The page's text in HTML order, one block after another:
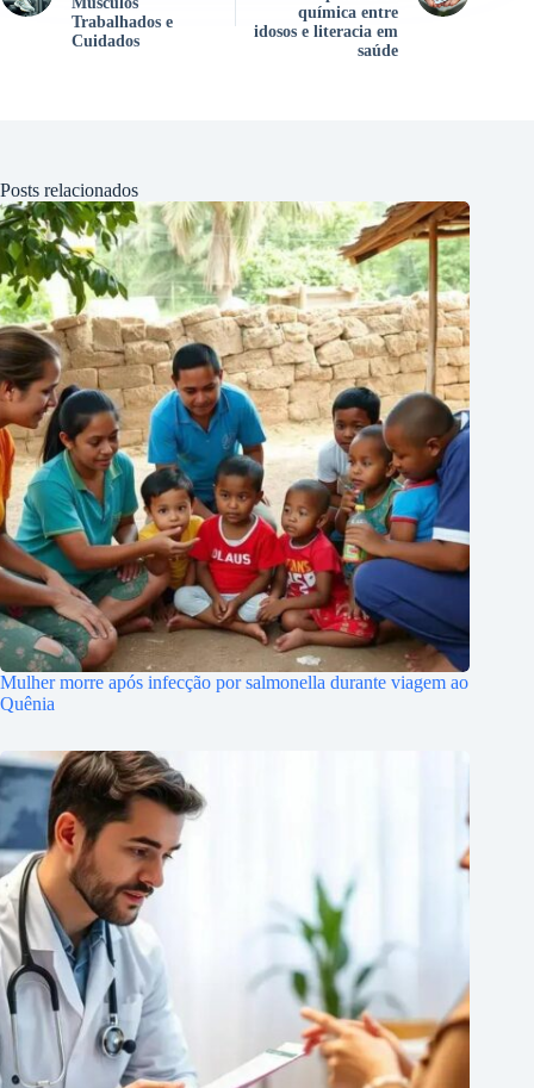
Trabalhados e
Cuidados
química entre
idosos e literacia em
saúde
Posts relacionados
Mulher morre após infecção por salmonella durante viagem ao
Quênia